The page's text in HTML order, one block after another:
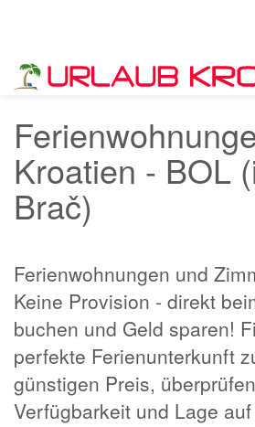
Startseite
BOL
Kroatien - BOL
Brač)
Ferienwohnungen und
Keine Provision - direkt
buchen und Geld sparen!
perfekte Ferienunterkunft
günstigen Preis,
Verfügbarkeit und Lage